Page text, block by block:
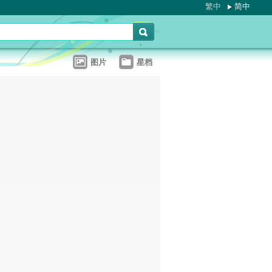
繁中 简中
图片 星档